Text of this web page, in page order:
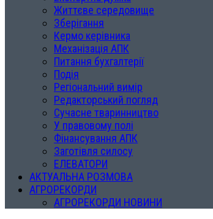
Життєве середовище
Зберігання
Кермо керівника
Механізація АПК
Питання бухгалтерії
Подія
Регіональний вимір
Редакторський погляд
Сучасне тваринництво
У правовому полі
Фінансування АПК
Заготівля силосу
ЕЛЕВАТОРИ
АКТУАЛЬНА РОЗМОВА
АГРОРЕКОРДИ
АГРОРЕКОРДИ НОВИНИ